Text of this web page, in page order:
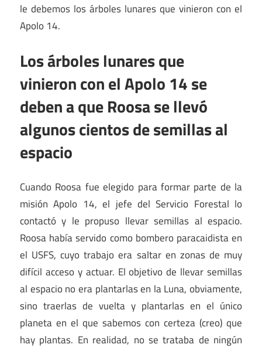
le debemos los árboles lunares que vinieron con el
Apolo 14.
Los árboles lunares que
vinieron con el Apolo 14 se
deben a que Roosa se llevó
algunos cientos de semillas al
espacio
Cuando Roosa fue elegido para formar parte de la
misión Apolo 14, el jefe del Servicio Forestal lo
contactó y le propuso llevar semillas al espacio.
Roosa había servido como bombero paracaidista en
el USFS, cuyo trabajo era saltar en zonas de muy
difícil acceso y actuar. El objetivo de llevar semillas
al espacio no era plantarlas en la Luna, obviamente,
sino traerlas de vuelta y plantarlas en el único
planeta en el que sabemos con certeza (creo) que
hay plantas. En realidad, no se trataba de ningún